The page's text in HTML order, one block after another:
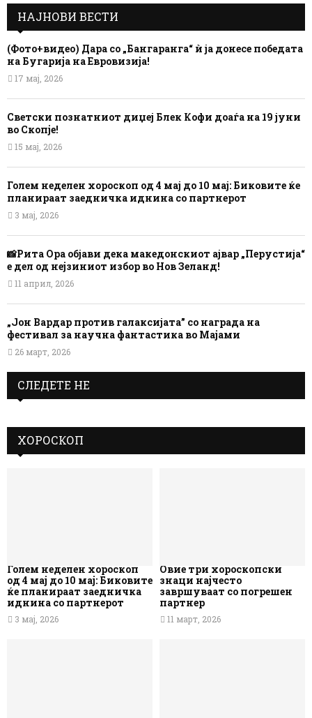
НАЈНОВИ ВЕСТИ
(Фото+видео) Дара со „Бангаранга“ ѝ ја донесе победата
на Бугарија на Евровизија!
17 мај, 2026
Светски познатниот диџеј Блек Кофи доаѓа на 19 јуни
во Скопје!
15 мај, 2026
Голем неделен хороскоп од 4 мај до 10 мај: Биковите ќе
планираат заедничка иднина со партнерот
3 мај, 2026
📸Рита Ора објави дека македонскиот ајвар „Перустија“
е дел од нејзиниот избор во Нов Зеланд!
11 април, 2026
„Јон Вардар против галаксијата” со награда на
фестивал за научна фантастика во Мајами
26 март, 2026
СЛЕДЕТЕ НЕ
ХОРОСКОП
Голем неделен хороскоп
од 4 мај до 10 мај: Биковите
ќе планираат заедничка
иднина со партнерот
3 мај, 2026
Овие три хороскопски
знаци најчесто
завршуваат со погрешен
партнер
11 март, 2026